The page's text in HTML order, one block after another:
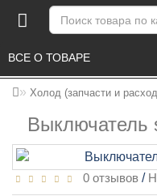
Холод (запчасти и
Выключатель
ВСЕ О ТОВАРЕ
0 отзывов /